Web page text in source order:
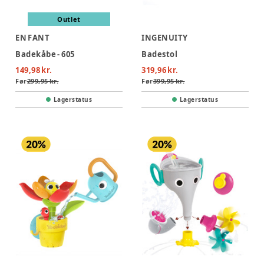
Outlet
EN FANT
Badekåbe - 605
149,98 kr.
Før299,95 kr.
Lagerstatus
INGENUITY
Badestol
319,96 kr.
Før399,95 kr.
Lagerstatus